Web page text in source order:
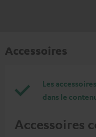
Accessoires
Les
dans le
Accessoires